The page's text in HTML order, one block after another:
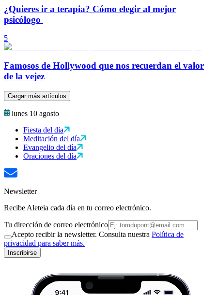
¿Quieres ir a terapia? Cómo elegir al mejor
psicólogo
5
Famosos de Hollywood que nos recuerdan el valor
de la vejez
Cargar más artículos
lunes 10 agosto
Fiesta del día
Meditación del día
Evangelio del día
Oraciones del día
Newsletter
Recibe Aleteia cada día en tu correo electrónico.
Tu dirección de correo electrónico
Acepto recibir la newsletter. Consulta nuestra Política de
privacidad para saber más.
Inscribirse